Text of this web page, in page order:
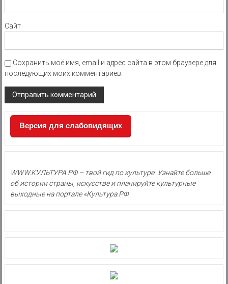
Сайт
Сохранить моё имя, email и адрес сайта в этом браузере для
последующих моих комментариев.
Версия для слабовидящих
WWW.КУЛЬТУРА.РФ – твой гид по культуре. Узнайте больше
об истории страны, искусстве и планируйте культурные
выходные на портале «Культура.РФ